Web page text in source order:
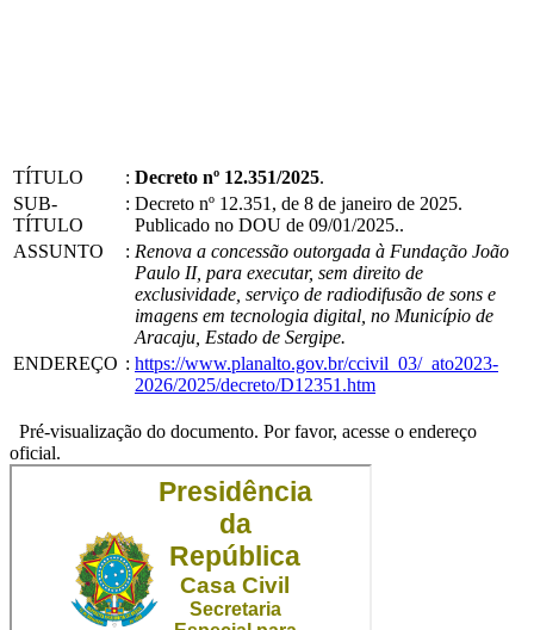
TÍTULO : Decreto nº 12.351/2025.
SUB-
TÍTULO
: Decreto nº 12.351, de 8 de janeiro de 2025.
Publicado no DOU de 09/01/2025..
ASSUNTO
: Renova a concessão outorgada à Fundação João
Paulo II, para executar, sem direito de
exclusividade, serviço de radiodifusão de sons e
imagens em tecnologia digital, no Município de
Aracaju, Estado de Sergipe.
ENDEREÇO : https://www.planalto.gov.br/ccivil_03/_ato2023-
2026/2025/decreto/D12351.htm
Pré-visualização do documento. Por favor, acesse o endereço
oficial.